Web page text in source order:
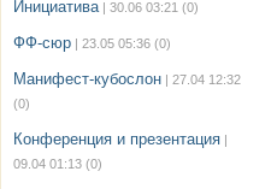
Инициатива | 30.06 03:21 (0)
ФФ-сюр | 23.05 05:36 (0)
Манифест-кубослон | 27.04 12:32
(0)
Конференция и презентация |
09.04 01:13 (0)